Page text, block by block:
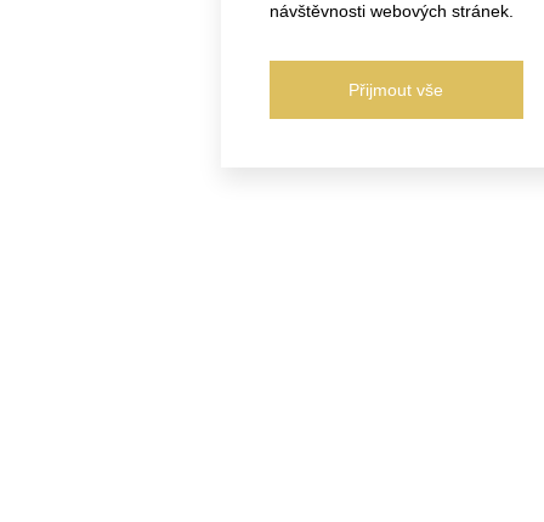
návštěvnosti webových stránek.
Přijmout vše